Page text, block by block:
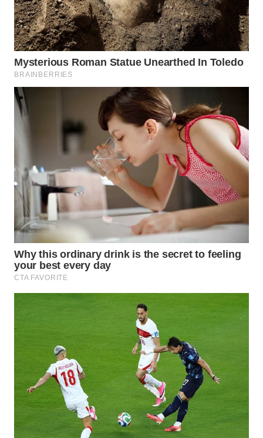
WAHANANEWS
ID
WAHANANEWS
CO ID
WAHANANEWS
WAHANA
UMKM
WAHANA
SELEB
WAHANA
PERSONA
WAHANA
OTOMOTIF
WAHANA
HEALTH
WAHANA
DESA
WISATA